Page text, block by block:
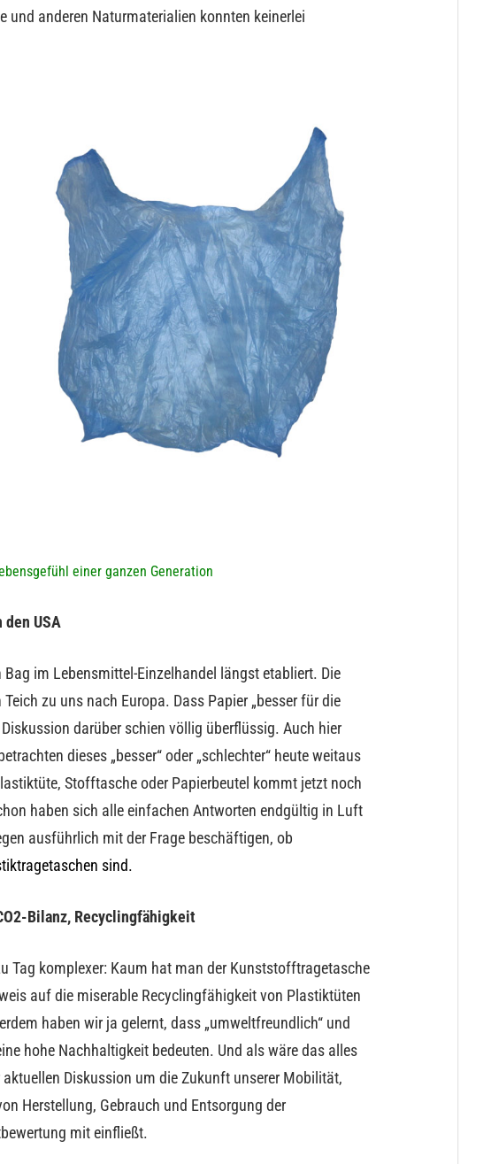
und anderen Naturmaterialien konnten keinerlei
einer ganzen Generation
USA
im Lebensmittel-Einzelhandel längst etabliert. Die
zu uns nach Europa. Dass Papier „besser für die
darüber schien völlig überflüssig. Auch hier
dieses „besser“ oder „schlechter“ heute weitaus
Stofftasche oder Papierbeutel kommt jetzt noch
haben sich alle einfachen Antworten endgültig in Luft
ausführlich mit der Frage beschäftigen, ob
sind.
Bilanz, Recyclingfähigkeit
Tag komplexer: Kaum hat man der Kunststofftragetasche
auf die miserable Recyclingfähigkeit von Plastiktüten
haben wir ja gelernt, dass „umweltfreundlich“ und
hohe Nachhaltigkeit bedeuten. Und als wäre das alles
Diskussion um die Zukunft unserer Mobilität,
Herstellung, Gebrauch und Entsorgung der
mit einfließt.